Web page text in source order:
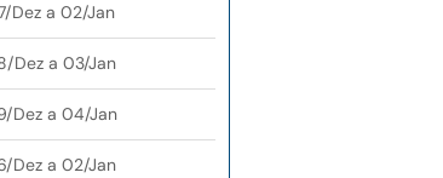
Dez a 02/Jan
Dez a 03/Jan
Dez a 04/Jan
Dez a 02/Jan